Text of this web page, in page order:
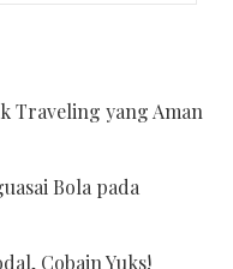
Traveling yang Aman
Bola pada
Cobain Yuks!